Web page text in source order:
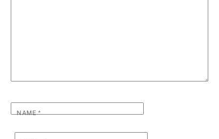
NAME*